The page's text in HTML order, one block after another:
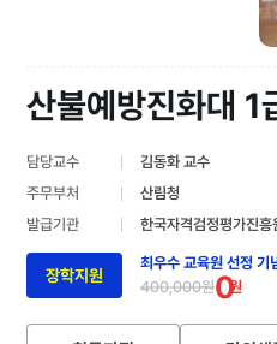
산불예방진화대 1
담당교수
김동화 교수
주무부처
산림청
발급기관
한국자격검정평가진흥
장학지원
최우수 교육원 선정 기
400,000원0원